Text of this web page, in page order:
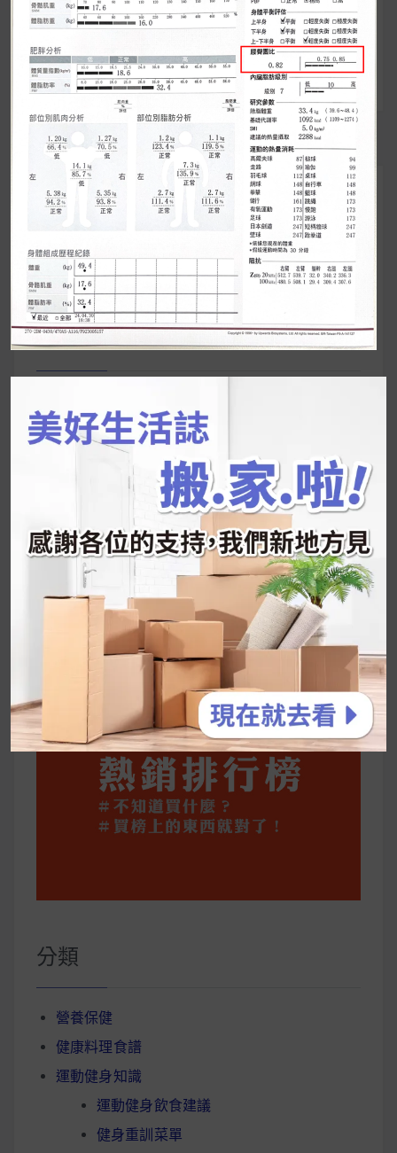
導
覽
InBody 看分析
UrMart 為你打造理想生活
搜
尋
關
鍵
字:
近期文章
推的MZ Diet ！
好吃的蛋白點心還有好玩的運動小遊戲！今年過
年已經等不及帶這盒跟我的親戚、朋友們一起分
2026 過年禮盒推薦｜五款百元健康伴手禮
停用猛健樂後會反彈嗎？作用解析＋停藥後體重
維持全攻略
公主營養師：飲食改變也是能快樂執行的！6 個
你一定要知道的技巧
分類
營養保健
健康料理食譜
運動健身知識
運動健身飲食建議
健身重訓菜單